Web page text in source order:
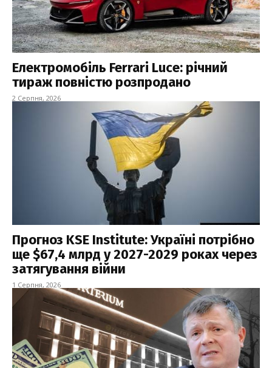
Електромобіль Ferrari Luce: річний
тираж повністю розпродано
2 Серпня, 2026
Прогноз KSE Institute: Україні потрібно
ще $67,4 млрд у 2027-2029 роках через
затягування війни
1 Серпня, 2026